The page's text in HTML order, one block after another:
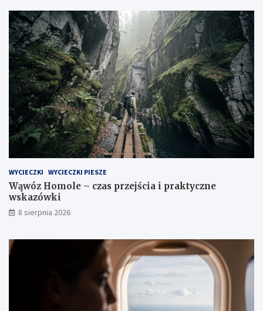
WYCIECZKI WYCIECZKI PIESZE
Wąwóz Homole – czas przejścia i praktyczne
wskazówki
8 sierpnia 2026